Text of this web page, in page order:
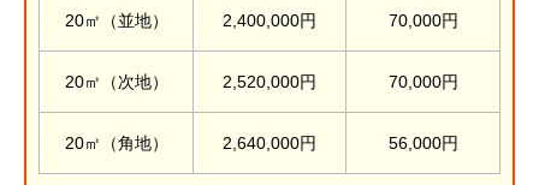
20㎡（並地） 2,400,000円 70,000円
20㎡（次地） 2,520,000円 70,000円
20㎡（角地） 2,640,000円 56,000円